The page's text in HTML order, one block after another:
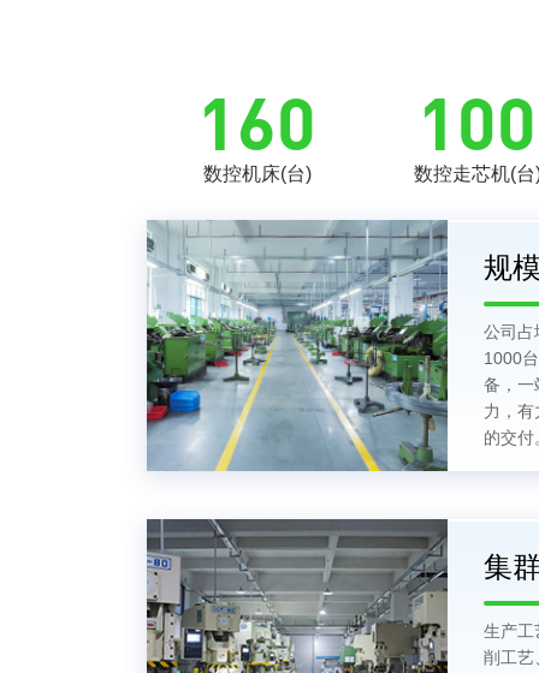
160
数控机床(台)
100
数控走芯机(台
规
公司占
1000
备，一
力，
的交付
集
生产工
削工艺